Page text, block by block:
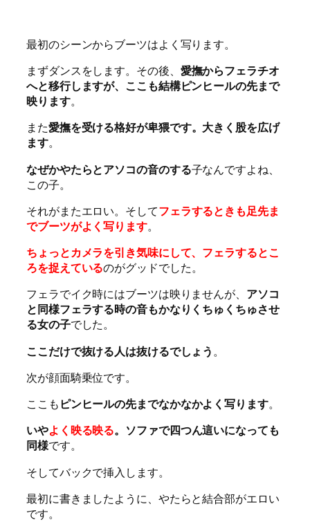
最初のシーンからブーツはよく写ります。
まずダンスをします。その後、 愛撫からフェラチオ
へと移行しますが、ここも結構ピンヒールの先まで
映ります。
また愛撫を受ける格好が卑猥です。大きく股を広げ
ます。
なぜかやたらとアソコの音のする子なんですよね、
この子。
それがまたエロい。そしてフェラするときも足先ま
でブーツがよく写ります。
ちょっとカメラを引き気味にして、フェラするとこ
ろを捉えているのがグッドでした。
フェラでイク時にはブーツは映りませんが、 アソコ
と同様フェラする時の音もかなりくちゅくちゅさせ
る女の子でした。
ここだけで抜ける人は抜けるでしょう。
次が顔面騎乗位です。
ここも ピンヒールの先までなかなかよく写ります。
いやよく映る映る。ソファで四つん這いになっても
同様です。
そしてバックで挿入します。
最初に書きましたように、やたらと結合部がエロい
です。